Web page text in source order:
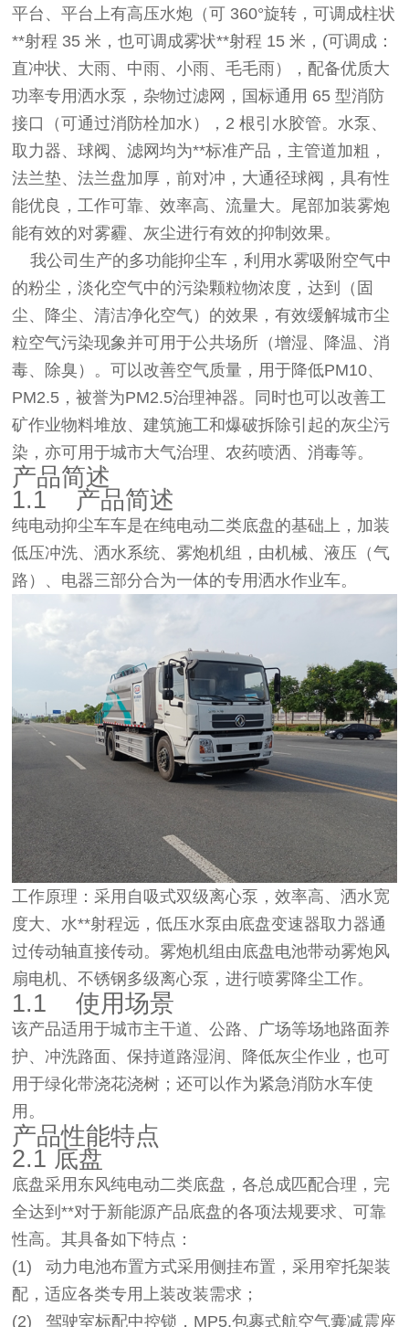
平台、平台上有高压水炮（可 360°旋转，可调成柱状
**射程 35 米，也可调成雾状**射程 15 米，(可调成：
直冲状、大雨、中雨、小雨、毛毛雨），配备优质大
功率专用洒水泵，杂物过滤网，国标通用 65 型消防
接口（可通过消防栓加水），2 根引水胶管。水泵、
取力器、球阀、滤网均为**标准产品，主管道加粗，
法兰垫、法兰盘加厚，前对冲，大通径球阀，具有性
能优良，工作可靠、效率高、流量大。尾部加装雾炮
能有效的对雾霾、灰尘进行有效的抑制效果。
我公司生产的多功能抑尘车，利用水雾吸附空气中
的粉尘，淡化空气中的污染颗粒物浓度，达到（固
尘、降尘、清洁净化空气）的效果，有效缓解城市尘
粒空气污染现象并可用于公共场所（增湿、降温、消
毒、除臭）。可以改善空气质量，用于降低PM10、
PM2.5，被誉为PM2.5治理神器。同时也可以改善工
矿作业物料堆放、建筑施工和爆破拆除引起的灰尘污
染，亦可用于城市大气治理、农药喷洒、消毒等。
产品简述
1.1 产品简述
纯电动抑尘车车是在纯电动二类底盘的基础上，加装
低压冲洗、洒水系统、雾炮机组，由机械、液压（气
路）、电器三部分合为一体的专用洒水作业车。
工作原理：采用自吸式双级离心泵，效率高、洒水宽
度大、水**射程远，低压水泵由底盘变速器取力器通
过传动轴直接传动。雾炮机组由底盘电池带动雾炮风
扇电机、不锈钢多级离心泵，进行喷雾降尘工作。
1.1 使用场景
该产品适用于城市主干道、公路、广场等场地路面养
护、冲洗路面、保持道路湿润、降低灰尘作业，也可
用于绿化带浇花浇树；还可以作为紧急消防水车使
用。
产品性能特点
2.1 底盘
底盘采用东风纯电动二类底盘，各总成匹配合理，完
全达到**对于新能源产品底盘的各项法规要求、可靠
性高。其具备如下特点：
(1) 动力电池布置方式采用侧挂布置，采用窄托架装
配，适应各类专用上装改装需求；
(2) 驾驶室标配中控锁，MP5,包裹式航空气囊减震座